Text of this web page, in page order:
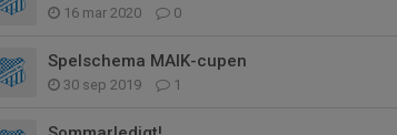
16 mar 2020 0
Spelschema MAIK-cupen
30 sep 2019 1